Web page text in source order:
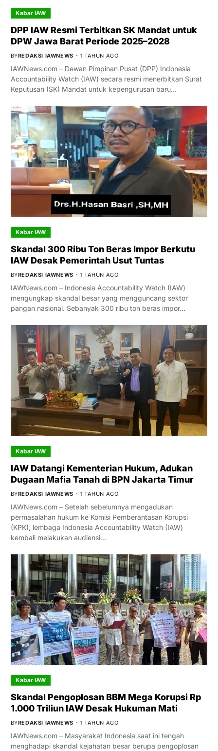
Kabar IAW
DPP IAW Resmi Terbitkan SK Mandat untuk
DPW Jawa Barat Periode 2025–2028
BYREDAKSI IAWNEWS 1 TAHUN AGO
IAWNews.com – Dewan Pimpinan Pusat (DPP) Indonesia
Accountability Watch (IAW) secara resmi menerbitkan Surat
Keputusan (SK) Mandat untuk kepengurusan baru…
Kabar IAW
Skandal 300 Ribu Ton Beras Impor Berkutu
IAW Desak Pemerintah Usut Tuntas
BYREDAKSI IAWNEWS 1 TAHUN AGO
IAWNews.com – Indonesia Accountability Watch (IAW)
mengungkap skandal besar yang mengguncang sektor
pangan nasional. Sebanyak 300 ribu ton beras impor…
Kabar IAW
IAW Datangi Kementerian Hukum, Adukan
Dugaan Mafia Tanah di BPN Jakarta Timur
BYREDAKSI IAWNEWS 1 TAHUN AGO
IAWNews.com – Setelah sebelumnya mengadukan
permasalahan hukum ke Komisi Pemberantasan Korupsi
(KPK), lembaga Indonesia Accountability Watch (IAW)
kembali melakukan audiensi…
Kabar IAW
Skandal Pengoplosan BBM Mega Korupsi Rp
1.000 Triliun IAW Desak Hukuman Mati
BYREDAKSI IAWNEWS 1 TAHUN AGO
IAWNews.com – Masyarakat Indonesia saat ini tengah
menghadapi skandal kejahatan besar berupa pengoplosan